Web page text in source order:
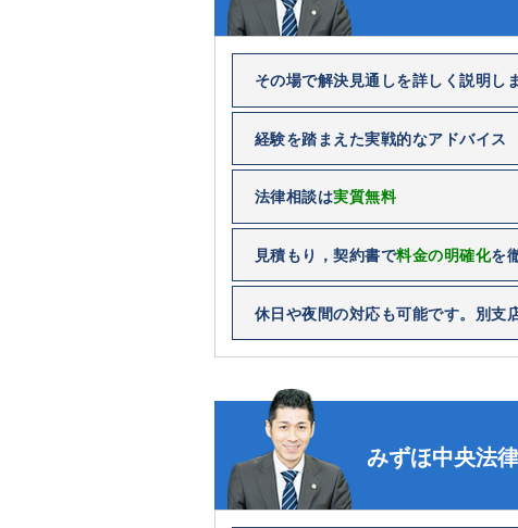
その場で解決見通しを詳しく説明し
経験を踏まえた実戦的なアドバイス
法律相談は実質無料
見積もり，契約書で料金の明確化を
休日や夜間の対応も可能です。別支
みずほ中央法